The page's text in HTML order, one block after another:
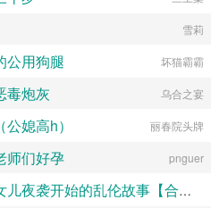
雪莉
公用狗腿 坏猫霸霸
毒炮灰 乌合之宴
媳高h） 丽春院头牌
师们好孕 pnguer
从被白丝女儿夜袭开始的乱伦故事【合集】